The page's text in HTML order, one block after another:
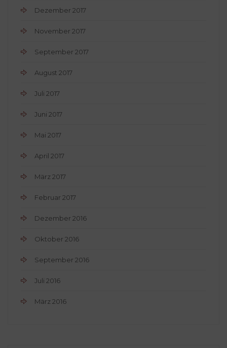
Dezember 2017
November 2017
September 2017
August 2017
Juli 2017
Juni 2017
Mai 2017
April 2017
März 2017
Februar 2017
Dezember 2016
Oktober 2016
September 2016
Juli 2016
März 2016